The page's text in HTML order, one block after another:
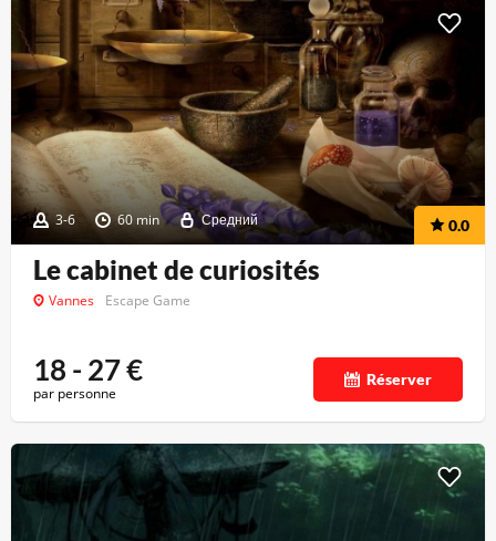
3-6 60 min Средний 0.0
Le cabinet de curiosités
Vannes Escape Game
18 - 27€
par personne
Réserver